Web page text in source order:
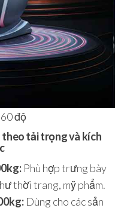
độ
theo tải trọng và kích
Phù hợp trưng bày
thời trang, mỹ phẩm.
Dùng cho các sản